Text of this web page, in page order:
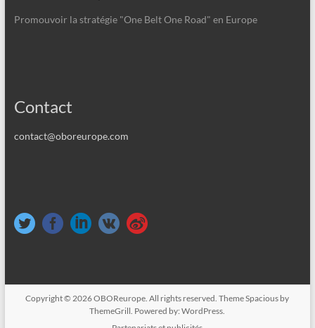
Promouvoir la stratégie "One Belt One Road" en Europe
Contact
contact@oboreurope.com
Copyright © 2026OBOReurope. All rights reserved. ThemeSpacious by
ThemeGrill. Powered by:WordPress.